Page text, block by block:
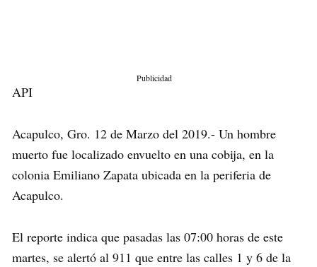
Publicidad
API
Acapulco, Gro. 12 de Marzo del 2019.- Un hombre
muerto fue localizado envuelto en una cobija, en la
colonia Emiliano Zapata ubicada en la periferia de
Acapulco.
El reporte indica que pasadas las 07:00 horas de este
martes, se alertó al 911 que entre las calles 1 y 6 de la